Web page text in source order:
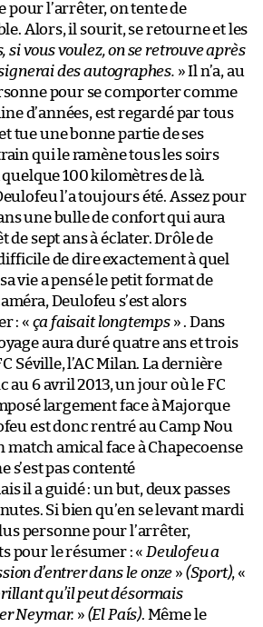
pour l’arrêter, on tente de
Alors, il sourit, se retourne et les
si vous voulez, on se retrouve après
des autographes. » Il n’a, au
pour se comporter comme
d’années, est regardé par tous
tue une bonne partie de ses
qui le ramène tous les soirs
quelque 100 kilomètres de là.
l’a toujours été. Assez pour
une bulle de confort qui aura
sept ans à éclater. Drôle de
de dire exactement à quel
vie a pensé le petit format de
Deulofeu s’est alors
: « ça faisait longtemps» . Dans
aura duré quatre ans et trois
Séville, l’AC Milan. La dernière
au 6 avril 2013, un jour où le FC
largement face à Majorque
est donc rentré au Camp Nou
match amical face à Chapecoense
s’est pas contenté
il a guidé : un but, deux passes
Si bien qu’en se levant mardi
personne pour l’arrêter,
pour le résumer : « Deulofeu a
d’entrer dans le onze » (Sport), «
qu’il peut désormais
Neymar. » (El País). Même le